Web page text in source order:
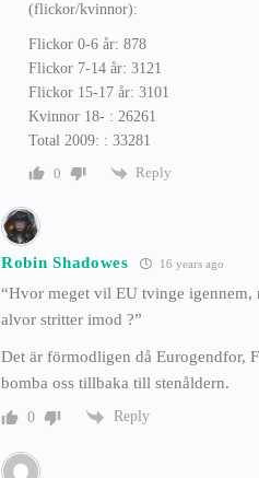
(flickor/kvinnor):
Flickor 0-6 år: 878
Flickor 7-14 år: 3121
Flickor 15-17 år: 3101
Kvinnor 18- : 26261
Total 2009: : 33281
0
Reply
Robin Shadowes 16 years ago
“Hvor meget vil EU tvinge igennem,
alvor stritter imod ?”
Det är förmodligen då Eurogendfor,
bomba oss tillbaka till stenåldern.
0 Reply